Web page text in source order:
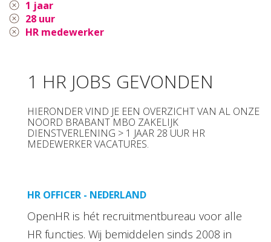
1 jaar
28 uur
HR medewerker
1 HR JOBS GEVONDEN
HIERONDER VIND JE EEN OVERZICHT VAN AL ONZE
NOORD BRABANT MBO ZAKELIJK
DIENSTVERLENING > 1 JAAR 28 UUR HR
MEDEWERKER VACATURES.
HR OFFICER - NEDERLAND
OpenHR is hét recruitmentbureau voor alle
HR functies. Wij bemiddelen sinds 2008 in